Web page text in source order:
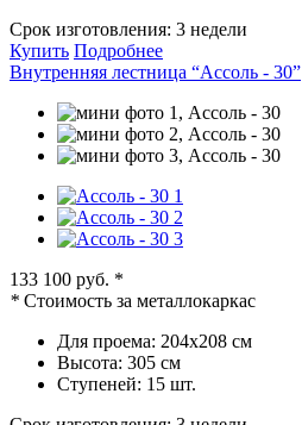
Срок изготовления: 3 недели
Купить Подробнее
Внутренняя лестница “Ассоль - 30”
133 100 руб. *
* Стоимость за металлокаркас
Для проема: 204х208 см
Высота: 305 см
Ступеней: 15 шт.